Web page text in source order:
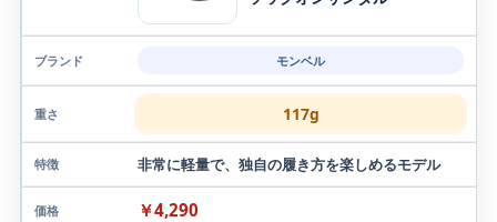
モンベル
117g
非常に軽量で、独自の履き方を楽しめるモデル
￥4,290